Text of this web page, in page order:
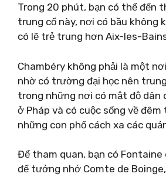
Trong 20 phút, bạn có thể đến
trung cổ này, nơi có bầu không
có lẽ trẻ trung hơn Aix-les-
Chambéry không phải là một
nhờ có trường đại học nên
trong những nơi có mật độ dân
ở Pháp và có cuộc sống về
những con phố cách xa các
Để tham quan, bạn có
để tưởng nhớ Comte de